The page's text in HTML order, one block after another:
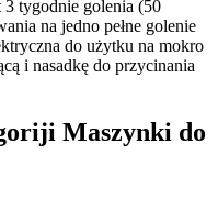
tygodnie golenia (50
na jedno pełne golenie
do użytku na mokro
i nasadkę do przycinania
Maszynki do